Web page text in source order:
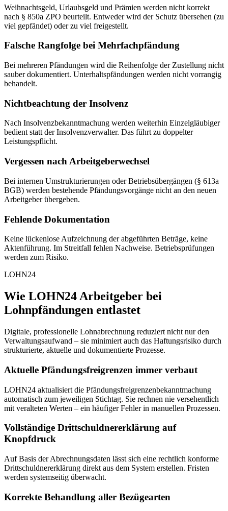
Weihnachtsgeld, Urlaubsgeld und Prämien werden nicht korrekt
nach § 850a ZPO beurteilt. Entweder wird der Schutz übersehen (zu
viel gepfändet) oder zu viel freigestellt.
Falsche Rangfolge bei Mehrfachpfändung
Bei mehreren Pfändungen wird die Reihenfolge der Zustellung nicht
sauber dokumentiert. Unterhaltspfändungen werden nicht vorrangig
behandelt.
Nichtbeachtung der Insolvenz
Nach Insolvenzbekanntmachung werden weiterhin Einzelgläubiger
bedient statt der Insolvenzverwalter. Das führt zu doppelter
Leistungspflicht.
Vergessen nach Arbeitgeberwechsel
Bei internen Umstrukturierungen oder Betriebsübergängen (§ 613a
BGB) werden bestehende Pfändungsvorgänge nicht an den neuen
Arbeitgeber übergeben.
Fehlende Dokumentation
Keine lückenlose Aufzeichnung der abgeführten Beträge, keine
Aktenführung. Im Streitfall fehlen Nachweise. Betriebsprüfungen
werden zum Risiko.
LOHN24
Wie LOHN24 Arbeitgeber bei
Lohnpfändungen entlastet
Digitale, professionelle Lohnabrechnung reduziert nicht nur den
Verwaltungsaufwand – sie minimiert auch das Haftungsrisiko durch
strukturierte, aktuelle und dokumentierte Prozesse.
Aktuelle Pfändungsfreigrenzen immer verbaut
LOHN24 aktualisiert die Pfändungsfreigrenzenbekanntmachung
automatisch zum jeweiligen Stichtag. Sie rechnen nie versehentlich
mit veralteten Werten – ein häufiger Fehler in manuellen Prozessen.
Vollständige Drittschuldnererklärung auf
Knopfdruck
Auf Basis der Abrechnungsdaten lässt sich eine rechtlich konforme
Drittschuldnererklärung direkt aus dem System erstellen. Fristen
werden systemseitig überwacht.
Korrekte Behandlung aller Bezügearten